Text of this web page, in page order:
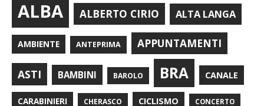
ALBA ALBERTO CIRIO ALTA LANGA
AMBIENTE ANTEPRIMA APPUNTAMENTI
ASTI BAMBINI BAROLO BRA CANALE
CARABINIERI CHERASCO CICLISMO CONCERTO